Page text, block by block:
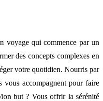
voyage qui commence par un
des concepts complexes en
votre quotidien. Nourris par
vous accompagnent pour faire
but ? Vous offrir la sérénité